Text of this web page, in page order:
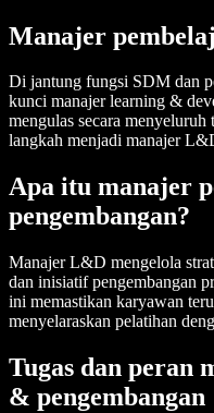
Manajer
Di jantung fungsi SDM dan
kunci manajer learning &
mengulas secara
langkah menjadi manajer
Apa itu manajer
pengembangan?
Manajer L&D mengelola
dan inisiatif pengembangan
ini memastikan karyawan
menyelaraskan pelatihan
Tugas dan peran
& pengembangan